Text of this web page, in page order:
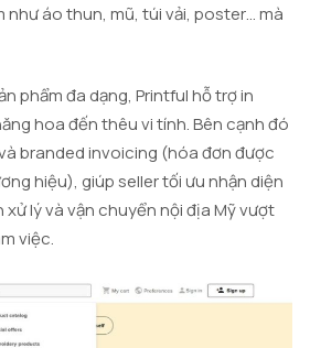
như áo thun, mũ, túi vải, poster… mà
phẩm đa dạng, Printful hỗ trợ in
hoa đến thêu vi tính. Bên cạnh đó
branded invoicing (hóa đơn được
hiệu), giúp seller tối ưu nhận diện
lý và vận chuyển nội địa Mỹ vượt
việc.